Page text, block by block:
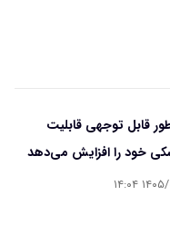
قابل توجهی قابلیت
خود را افزایش می‌دهد
۱۴:۰۴